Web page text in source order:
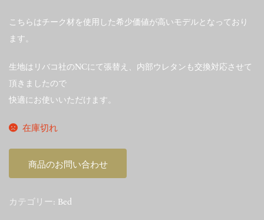
こちらはチーク材を使用した希少価値が高いモデルとなっており
ます。
生地はリバコ社のNCにて張替え、内部ウレタンも交換対応させて
頂きましたので
快適にお使いいただけます。
在庫切れ
商品のお問い合わせ
カテゴリー: Bed